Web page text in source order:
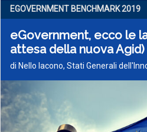
EGOVERNMENT BENCHMARK 2019
eGovernment, ecco le
attesa della nuova Agid)
di Nello Iacono, Stati Generali